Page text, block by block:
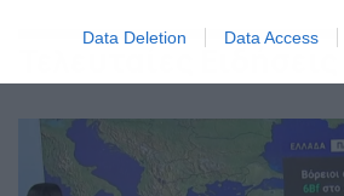
Data Deletion Data Access
Τελευταίες Ειδήσεις